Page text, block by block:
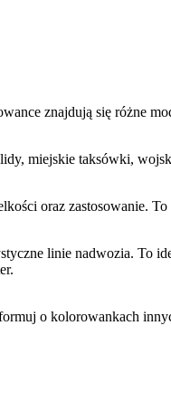
znajdują się różne
miejskie taksówki,
oraz zastosowanie. To
linie nadwozia. To
o kolorowankach